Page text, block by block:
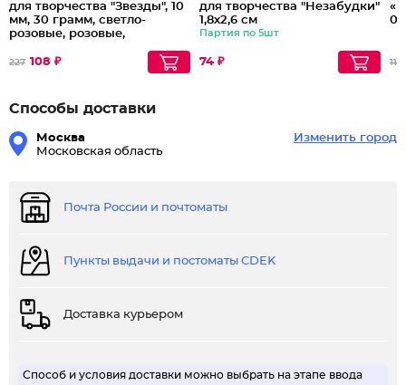
для творчества "Звезды", 10
мм, 30 грамм, светло-
розовые, розовые,
227 108 ₽
для творчества "Незабудки"
1,8х2,6 см
Партия по 5шт
74 ₽ 111
Способы доставки
Москва
Московская область
Изменить город
Почта России и почтоматы
Пункты выдачи и постоматы CDEK
Доставка курьером
Способ и условия доставки можно выбрать на этапе ввода